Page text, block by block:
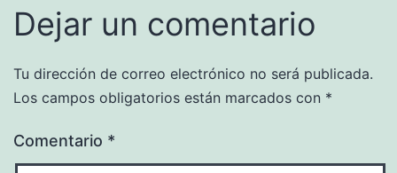
Dejar un comentario
Tu dirección de correo electrónico no será publicada.
Los campos obligatorios están marcados con *
Comentario *